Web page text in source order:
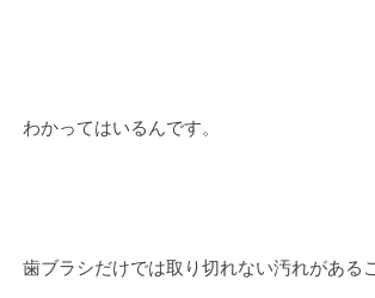
わかってはいるんです。
歯ブラシだけでは取り切れない汚れがある